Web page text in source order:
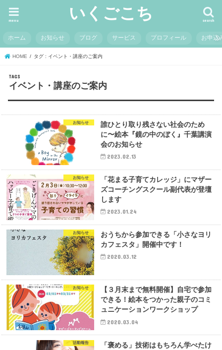
いくごこち search
menu
ホーム お知らせ ブログ サービス プロフィール お申込
HOME タグ : イベント・講座のご案内
イベント・講座のご案内
お知らせ
誰ひとり取り残さない社会のため
に〜絵本『鏡の中のぼく』千葉講演
会のお知らせ
2023.02.13
お知らせ
「花まる子育てカレッジ」にマザー
ズコーチングスクール副代表が登壇
します
2023.01.24
お知らせ
おうちから参加できる「小さなヨリ
カフェスタ」開催中です！
2020.03.12
お知らせ
【３月末まで無料開催】自宅で参加
できる！絵本をつかった親子のコミ
ュニケーションワークショップ
2020.03.04
活動報告
「褒める」技術はもちろん学べたけ